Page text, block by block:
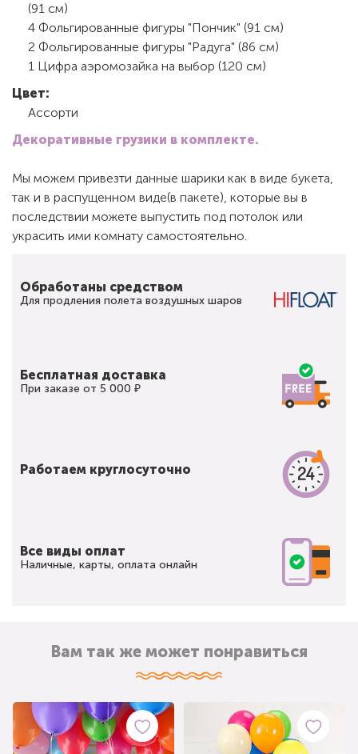
(91 см)
4 Фольгированные фигуры "Пончик" (91 см)
2 Фольгированные фигуры "Радуга" (86 см)
1 Цифра аэромозайка на выбор (120 см)
Цвет:
Ассорти
Декоративные грузики в комплекте.
Мы можем привезти данные шарики как в виде букета,
так и в распущенном виде(в пакете), которые вы в
последствии можете выпустить под потолок или
украсить ими комнату самостоятельно.
Обработаны средством
Для продления полета воздушных шаров
Бесплатная доставка
При заказе от 5 000 ₽
Работаем круглосуточно
Все виды оплат
Наличные, карты, оплата онлайн
Вам так же может понравиться